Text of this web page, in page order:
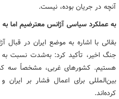
آنچه در جریان بوده، نیست.
به عملکرد سیاسی آژانس معترضیم اما به
بقائی با اشاره به موضع ایران در قبال
جنگ اخیر، تأکید کرد: به‌شدت نسبت
هستیم. کشورهای غربی، مشخصاً سه
بین‌المللی برای اعمال فشار بر ایران
کرده‌اند.